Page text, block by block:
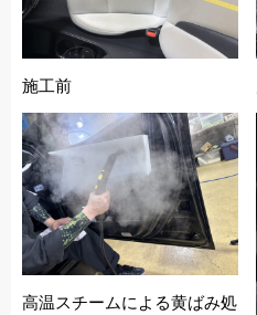
施工前
高温スチームによる黄ばみ処